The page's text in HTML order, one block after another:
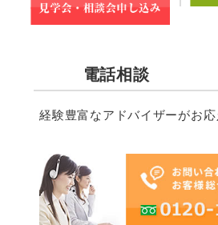
電話相談
経験豊富なアドバイザーがお応